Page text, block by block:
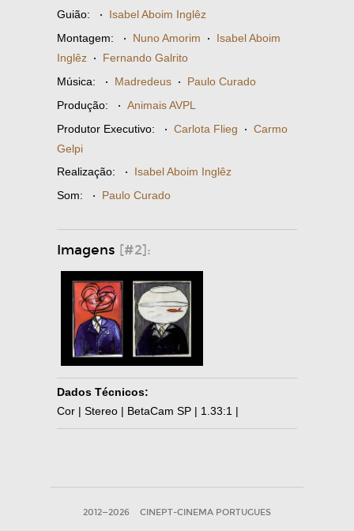
Guião: · Isabel Aboim Inglêz
Montagem: · Nuno Amorim · Isabel Aboim
Inglêz · Fernando Galrito
Música: · Madredeus · Paulo Curado
Produção: · Animais AVPL
Produtor Executivo: · Carlota Flieg · Carmo
Gelpi
Realização: · Isabel Aboim Inglêz
Som: · Paulo Curado
Imagens [#2]:
Dados Técnicos:
Cor | Stereo | BetaCam SP | 1.33:1 |
2012—2026 CINEPT-CINEMA PORTUGUES